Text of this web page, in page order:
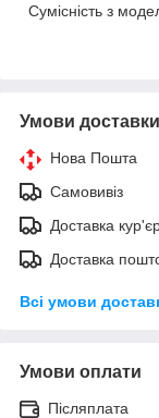
Сумісність з
Умови доставки
Нова Пошта
Самовивіз
Доставка
Доставка
Всі умови
Умови оплати
Післяплата